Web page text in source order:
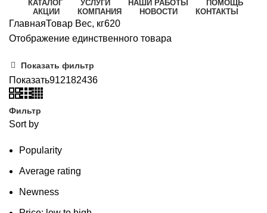
КАТАЛОГ УСЛУГИ НАШИ РАБОТЫ
ПОМОЩЬ
АКЦИИ
КОМПАНИЯ НОВОСТИ КОНТАКТЫ
ГлавнаяТовар Вес, кг620
Отображение единственного товара
Показать фильтр
Показать912182436
Фильтр
Sort by
Popularity
Average rating
Newness